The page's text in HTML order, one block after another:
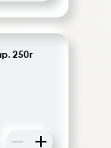
250г